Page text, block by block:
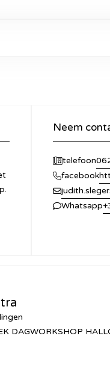
Neem
telefoon
facebook
Whatsapp
DAGWORKSHOP